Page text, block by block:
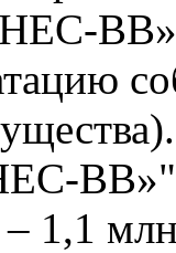
ВВ»"
ВВ»"
1,1